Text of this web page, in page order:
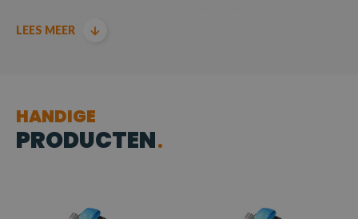
geleverd zijn TUV/GS gecertificeerd.
LEES MEER
HANDIGE
PRODUCTEN